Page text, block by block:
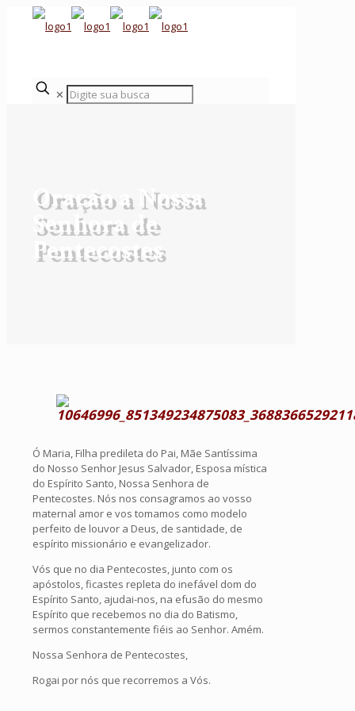
✕
Oração a Nossa
Senhora de
Pentecostes
Ó Maria, Filha predileta do Pai, Mãe Santíssima
do Nosso Senhor Jesus Salvador, Esposa mística
do Espírito Santo, Nossa Senhora de
Pentecostes. Nós nos consagramos ao vosso
maternal amor e vos tomamos como modelo
perfeito de louvor a Deus, de santidade, de
espírito missionário e evangelizador.
Vós que no dia Pentecostes, junto com os
apóstolos, ficastes repleta do inefável dom do
Espírito Santo, ajudai-nos, na efusão do mesmo
Espírito que recebemos no dia do Batismo,
sermos constantemente fiéis ao Senhor. Amém.
Nossa Senhora de Pentecostes,
Rogai por nós que recorremos a Vós.